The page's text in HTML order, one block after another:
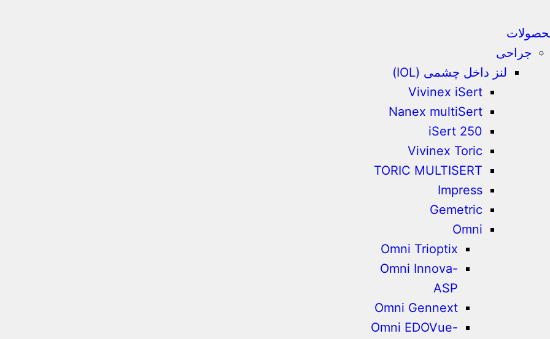
جراحی
لنز داخل چشمی (IOL)
Vivinex iSert
Nanex multiSert
iSert 250
Vivinex Toric
TORIC MULTISERT
Impress
Gemetric
Omni
Omni Trioptix
Omni Innova-
ASP
Omni Gennext
Omni EDOVue-